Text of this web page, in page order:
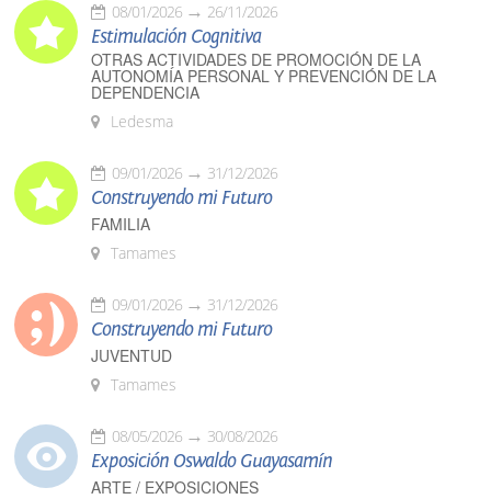
08/01/2026 26/11/2026
Estimulación Cognitiva
OTRAS ACTIVIDADES DE PROMOCIÓN DE LA
AUTONOMÍA PERSONAL Y PREVENCIÓN DE LA
DEPENDENCIA
Ledesma
09/01/2026 31/12/2026
Construyendo mi Futuro
FAMILIA
Tamames
09/01/2026 31/12/2026
Construyendo mi Futuro
JUVENTUD
Tamames
08/05/2026 30/08/2026
Exposición Oswaldo Guayasamín
ARTE / EXPOSICIONES